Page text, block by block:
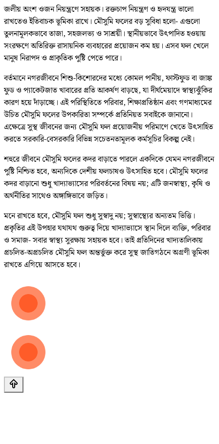
জলীয় অংশ ওজন নিয়ন্ত্রণে সহায়ক। রক্তচাপ নিয়ন্ত্রণ ও হৃদযন্ত্র ভালো
রাখতেও ইতিবাচক ভূমিকা রাখে। মৌসুমি ফলের বড় সুবিধা হলো- এগুলো
তুলনামূলকভাবে তাজা, সহজলভ্য ও সাশ্রয়ী। স্থানীয়ভাবে উৎপাদিত হওয়ায়
সংরক্ষণে অতিরিক্ত রাসায়নিক ব্যবহারের প্রয়োজন কম হয়। এসব ফল খেলে
মানুষ নিরাপদ ও প্রাকৃতিক পুষ্টি পেতে পারে।
বর্তমানে নগরজীবনে শিশু-কিশোরদের মধ্যে কোমল পানীয়, ফাস্টফুড বা জাঙ্ক
ফুড ও প্যাকেটজাত খাবারের প্রতি আকর্ষণ বাড়ছে, যা দীর্ঘমেয়াদে স্বাস্থ্যঝুঁকির
কারণ হয়ে দাঁড়াচ্ছে। এই পরিস্থিতিতে পরিবার, শিক্ষাপ্রতিষ্ঠান এবং গণমাধ্যমের
উচিত মৌসুমি ফলের উপকারিতা সম্পর্কে প্রতিনিয়ত সবাইকে জানানো।
এক্ষেত্রে সুস্থ জীবনের জন্য মৌসুমি ফল প্রয়োজনীয় পরিমাণে খেতে উৎসাহিত
করতে সরকারি-বেসরকারি বিভিন্ন সচেতনতামূলক কর্মসূচির বিকল্প নেই।
শহুরে জীবনে মৌসুমি ফলের কদর বাড়াতে পারলে একদিকে যেমন নগরজীবনে
পুষ্টি নিশ্চিত হবে, অন্যদিকে দেশীয় ফলচাষও উৎসাহিত হবে। মৌসুমি ফলের
কদর বাড়ানো শুধু খাদ্যাভ্যাসের পরিবর্তনের বিষয় নয়; এটি জনস্বাস্থ্য, কৃষি ও
অর্থনীতির সাথেও অঙ্গাঙ্গিভাবে জড়িত।
মনে রাখতে হবে, মৌসুমি ফল শুধু সুস্বাদু নয়; সুস্বাস্থ্যের অন্যতম ভিত্তি।
প্রকৃতির এই উপহার যথাযথ গুরুত্ব দিয়ে খাদ্যাভ্যাসে স্থান দিলে ব্যক্তি, পরিবার
ও সমাজ- সবার স্বাস্থ্য সুরক্ষায় সহায়ক হবে। তাই প্রতিদিনের খাদ্যতালিকায়
প্রচলিত-অপ্রচলিত মৌসুমি ফল অন্তর্ভুক্ত করে সুস্থ জাতিগঠনে অগ্রণী ভূমিকা
রাখতে এগিয়ে আসতে হবে।